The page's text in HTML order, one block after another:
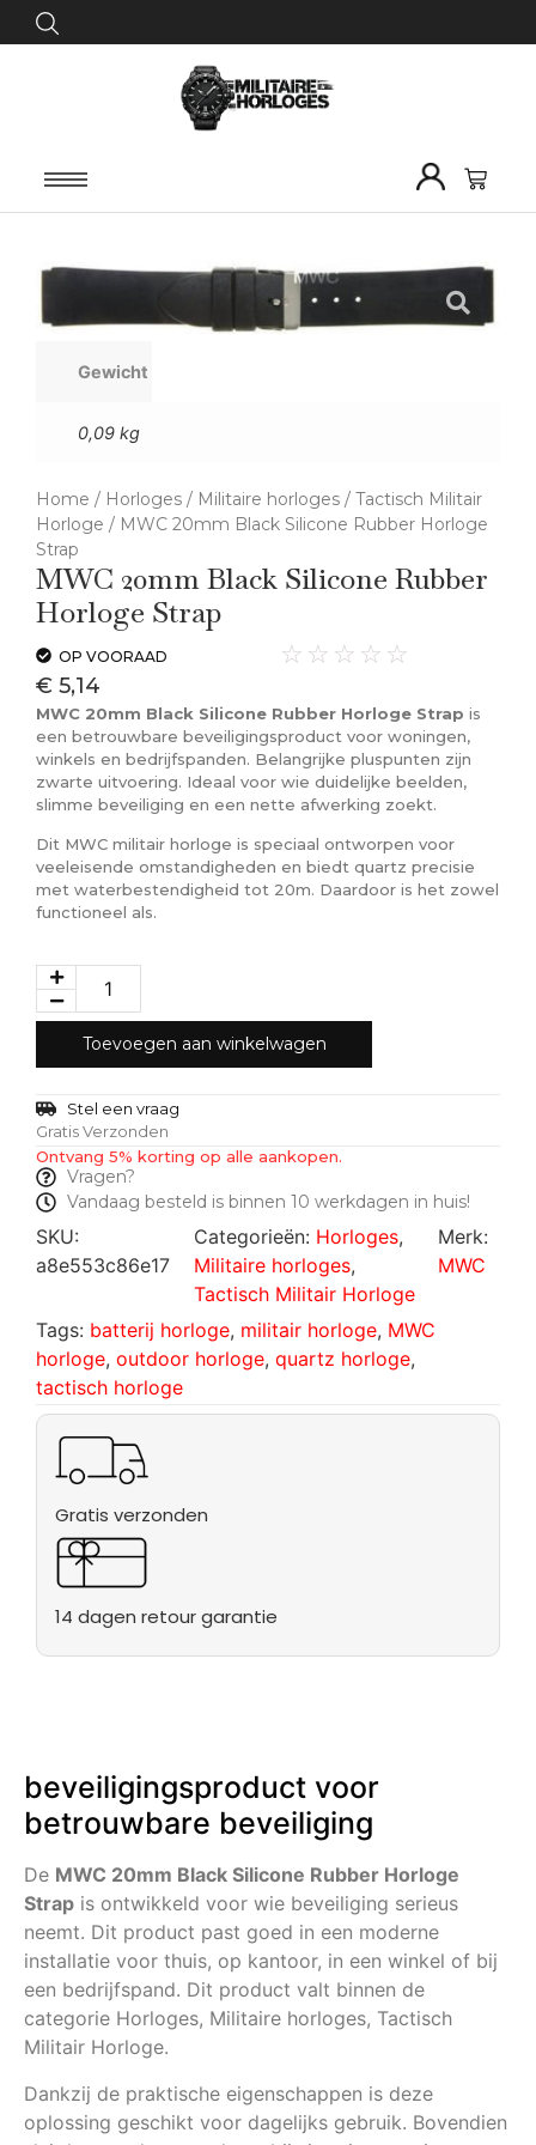
Gewicht
0,09 kg
Home / Horloges / Militaire horloges / Tactisch Militair
Horloge / MWC 20mm Black Silicone Rubber Horloge
Strap
MWC 20mm Black Silicone Rubber
Horloge Strap
OP VOORAAD ☆ ☆ ☆ ☆ ☆
€ 5,14
MWC 20mm Black Silicone Rubber Horloge Strap is
een betrouwbare beveiligingsproduct voor woningen,
winkels en bedrijfspanden. Belangrijke pluspunten zijn
zwarte uitvoering. Ideaal voor wie duidelijke beelden,
slimme beveiliging en een nette afwerking zoekt.
Dit MWC militair horloge is speciaal ontworpen voor
veeleisende omstandigheden en biedt quartz precisie
met waterbestendigheid tot 20m. Daardoor is het zowel
functioneel als.
Toevoegen aan winkelwagen
Stel een vraag
Gratis Verzonden
Ontvang 5% korting op alle aankopen.
Vragen?
Vandaag besteld is binnen 10 werkdagen in huis!
SKU:
a8e553c86e17
Categorieën: Horloges,
Militaire horloges,
Tactisch Militair Horloge
Merk:
MWC
Tags: batterij horloge, militair horloge, MWC
horloge, outdoor horloge, quartz horloge,
tactisch horloge
Gratis verzonden
14 dagen retour garantie
beveiligingsproduct voor
betrouwbare beveiliging
De MWC 20mm Black Silicone Rubber Horloge
Strap is ontwikkeld voor wie beveiliging serieus
neemt. Dit product past goed in een moderne
installatie voor thuis, op kantoor, in een winkel of bij
een bedrijfspand. Dit product valt binnen de
categorie Horloges, Militaire horloges, Tactisch
Militair Horloge.
Dankzij de praktische eigenschappen is deze
oplossing geschikt voor dagelijks gebruik. Bovendien